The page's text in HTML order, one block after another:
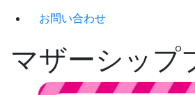
お問い合わせ
マザーシップ